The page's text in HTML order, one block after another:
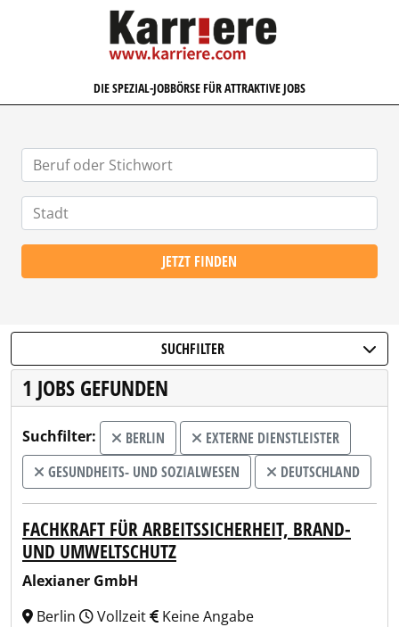
KARRIERE.COM
DIE SPEZIAL-JOBBÖRSE FÜR ATTRAKTIVE JOBS
JETZT FINDEN
SUCHFILTER
1 JOBS GEFUNDEN
Suchfilter: BERLIN
EXTERNE DIENSTLEISTER
GESUNDHEITS- UND SOZIALWESEN
DEUTSCHLAND
FACHKRAFT FÜR ARBEITSSICHERHEIT, BRAND-
UND UMWELTSCHUTZ
Alexianer GmbH
Berlin
Vollzeit Keine Angabe